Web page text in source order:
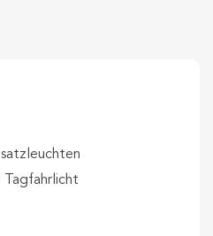
Tagfahrlicht